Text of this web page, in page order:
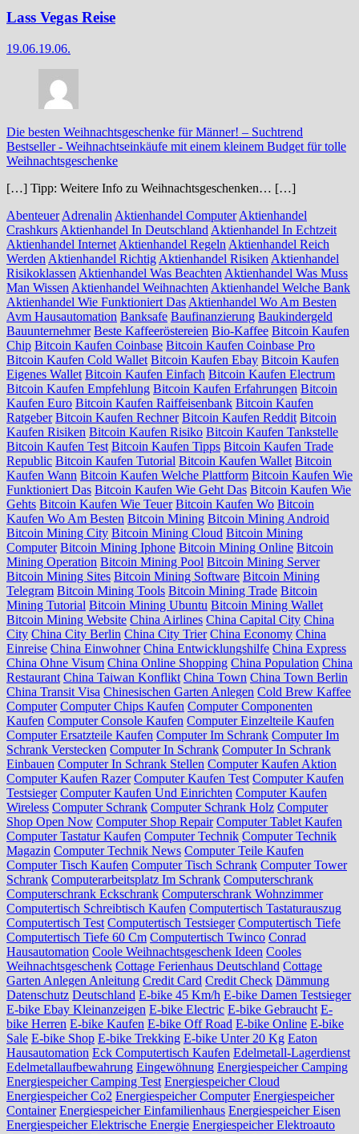
Lass Vegas Reise
19.06.19.06.
Die besten Weihnachtsgeschenke für Männer! – Suchtrend
Bestseller- Weihnachtseinkäufe mit einem kleinem Budget für tolle
Weihnachtsgeschenke
[…] Tipp: Weitere Info zu Weihnachtsgeschenken… […]
Abenteuer Adrenalin Aktienhandel Computer Aktienhandel
Crashkurs Aktienhandel In Deutschland Aktienhandel In Echtzeit
Aktienhandel Internet Aktienhandel Regeln Aktienhandel Reich
Werden Aktienhandel Richtig Aktienhandel Risiken Aktienhandel
Risikoklassen Aktienhandel Was Beachten Aktienhandel Was Muss
Man Wissen Aktienhandel Weihnachten Aktienhandel Welche Bank
Aktienhandel Wie Funktioniert Das Aktienhandel Wo Am Besten
Avm Hausautomation Banksafe Baufinanzierung Baukindergeld
Bauunternehmer Beste Kaffeeröstereien Bio-Kaffee Bitcoin Kaufen
Chip Bitcoin Kaufen Coinbase Bitcoin Kaufen Coinbase Pro
Bitcoin Kaufen Cold Wallet Bitcoin Kaufen Ebay Bitcoin Kaufen
Eigenes Wallet Bitcoin Kaufen Einfach Bitcoin Kaufen Electrum
Bitcoin Kaufen Empfehlung Bitcoin Kaufen Erfahrungen Bitcoin
Kaufen Euro Bitcoin Kaufen Raiffeisenbank Bitcoin Kaufen
Ratgeber Bitcoin Kaufen Rechner Bitcoin Kaufen Reddit Bitcoin
Kaufen Risiken Bitcoin Kaufen Risiko Bitcoin Kaufen Tankstelle
Bitcoin Kaufen Test Bitcoin Kaufen Tipps Bitcoin Kaufen Trade
Republic Bitcoin Kaufen Tutorial Bitcoin Kaufen Wallet Bitcoin
Kaufen Wann Bitcoin Kaufen Welche Plattform Bitcoin Kaufen Wie
Funktioniert Das Bitcoin Kaufen Wie Geht Das Bitcoin Kaufen Wie
Gehts Bitcoin Kaufen Wie Teuer Bitcoin Kaufen Wo Bitcoin
Kaufen Wo Am Besten Bitcoin Mining Bitcoin Mining Android
Bitcoin Mining City Bitcoin Mining Cloud Bitcoin Mining
Computer Bitcoin Mining Iphone Bitcoin Mining Online Bitcoin
Mining Operation Bitcoin Mining Pool Bitcoin Mining Server
Bitcoin Mining Sites Bitcoin Mining Software Bitcoin Mining
Telegram Bitcoin Mining Tools Bitcoin Mining Trade Bitcoin
Mining Tutorial Bitcoin Mining Ubuntu Bitcoin Mining Wallet
Bitcoin Mining Website China Airlines China Capital City China
City China City Berlin China City Trier China Economy China
Einreise China Einwohner China Entwicklungshilfe China Express
China Ohne Visum China Online Shopping China Population China
Restaurant China Taiwan Konflikt China Town China Town Berlin
China Transit Visa Chinesischen Garten Anlegen Cold Brew Kaffee
Computer Computer Chips Kaufen Computer Componenten
Kaufen Computer Console Kaufen Computer Einzelteile Kaufen
Computer Ersatzteile Kaufen Computer Im Schrank Computer Im
Schrank Verstecken Computer In Schrank Computer In Schrank
Einbauen Computer In Schrank Stellen Computer Kaufen Aktion
Computer Kaufen Razer Computer Kaufen Test Computer Kaufen
Testsieger Computer Kaufen Und Einrichten Computer Kaufen
Wireless Computer Schrank Computer Schrank Holz Computer
Shop Open Now Computer Shop Repair Computer Tablet Kaufen
Computer Tastatur Kaufen Computer Technik Computer Technik
Magazin Computer Technik News Computer Teile Kaufen
Computer Tisch Kaufen Computer Tisch Schrank Computer Tower
Schrank Computerarbeitsplatz Im Schrank Computerschrank
Computerschrank Eckschrank Computerschrank Wohnzimmer
Computertisch Schreibtisch Kaufen Computertisch Tastaturauszug
Computertisch Test Computertisch Testsieger Computertisch Tiefe
Computertisch Tiefe 60 Cm Computertisch Twinco Conrad
Hausautomation Coole Weihnachtsgeschenk Ideen Cooles
Weihnachtsgeschenk Cottage Ferienhaus Deutschland Cottage
Garten Anlegen Anleitung Credit Card Credit Check Dämmung
Datenschutz Deutschland E-bike 45 Km/h E-bike Damen Testsieger
E-bike Ebay Kleinanzeigen E-bike Electric E-bike Gebraucht E-
bike Herren E-bike Kaufen E-bike Off Road E-bike Online E-bike
Sale E-bike Shop E-bike Trekking E-bike Unter 20 Kg Eaton
Hausautomation Eck Computertisch Kaufen Edelmetall-Lagerdienst
Edelmetallaufbewahrung Eingewöhnung Energiespeicher Camping
Energiespeicher Camping Test Energiespeicher Cloud
Energiespeicher Co2 Energiespeicher Computer Energiespeicher
Container Energiespeicher Einfamilienhaus Energiespeicher Eisen
Energiespeicher Elektrische Energie Energiespeicher Elektroauto